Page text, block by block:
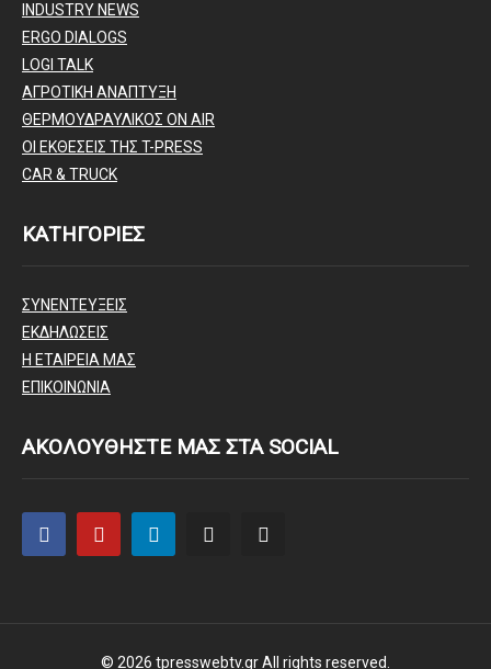
INDUSTRY NEWS
ERGO DIALOGS
LOGI TALK
ΑΓΡΟΤΙΚΗ ΑΝΑΠΤΥΞΗ
ΘΕΡΜΟΥΔΡΑΥΛΙΚΟΣ ΟΝ AIR
ΟΙ ΕΚΘΕΣΕΙΣ ΤΗΣ T-PRESS
CAR & TRUCK
ΚΑΤΗΓΟΡΙΕΣ
ΣΥΝΕΝΤΕΥΞΕΙΣ
ΕΚΔΗΛΩΣΕΙΣ
Η ΕΤΑΙΡΕΙΑ ΜΑΣ
ΕΠΙΚΟΙΝΩΝΙΑ
ΑΚΟΛΟΥΘΗΣΤΕ ΜΑΣ ΣΤΑ SOCIAL
© 2026 tpresswebtv.gr All rights reserved.